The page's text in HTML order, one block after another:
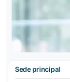
Sede principal